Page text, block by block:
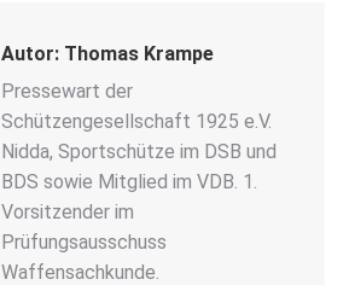
Autor: Thomas Krampe
Pressewart der
Schützengesellschaft 1925 e.V.
Nidda, Sportschütze im DSB und
BDS sowie Mitglied im VDB. 1.
Vorsitzender im
Prüfungsausschuss
Waffensachkunde.